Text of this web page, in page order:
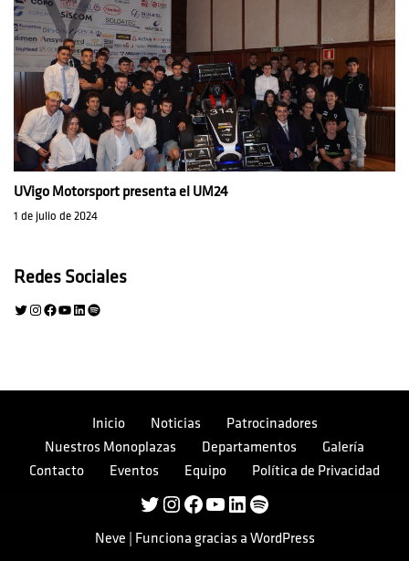
UVigo Motorsport presenta el UM24
1 de julio de 2024
Redes Sociales
Inicio Noticias
Patrocinadores
Nuestros Monoplazas
Departamentos
Galería
Contacto
Eventos Equipo Política de Privacidad
Neve | Funciona gracias a WordPress